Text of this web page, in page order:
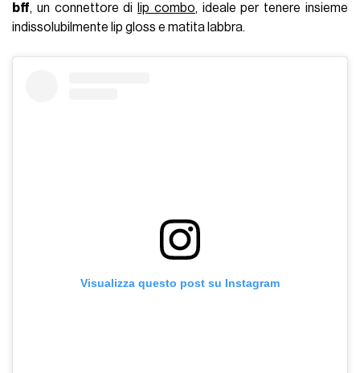
bff, un connettore di lip combo, ideale per tenere insieme
indissolubilmente lip gloss e matita labbra.
Visualizza questo post su Instagram